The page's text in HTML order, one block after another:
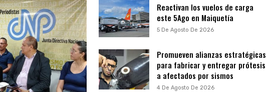
Reactivan los vuelos de carga
este 5Ago en Maiquetía
5 De Agosto De 2026
Promueven alianzas estratégicas
para fabricar y entregar prótesis
a afectados por sismos
4 De Agosto De 2026